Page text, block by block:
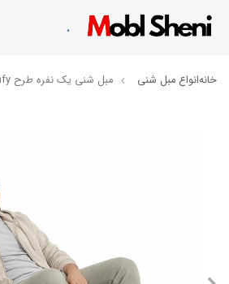
.
خانهانواع مبل شنی مبل شنی یک نفره طرح comfy